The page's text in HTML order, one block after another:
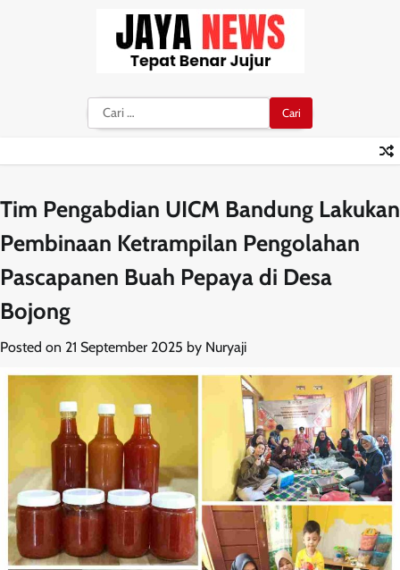
Cari
untuk:
Tim Pengabdian UICM Bandung Lakukan
Pembinaan Ketrampilan Pengolahan
Pascapanen Buah Pepaya di Desa
Bojong
Posted on 21 September 2025 by Nuryaji